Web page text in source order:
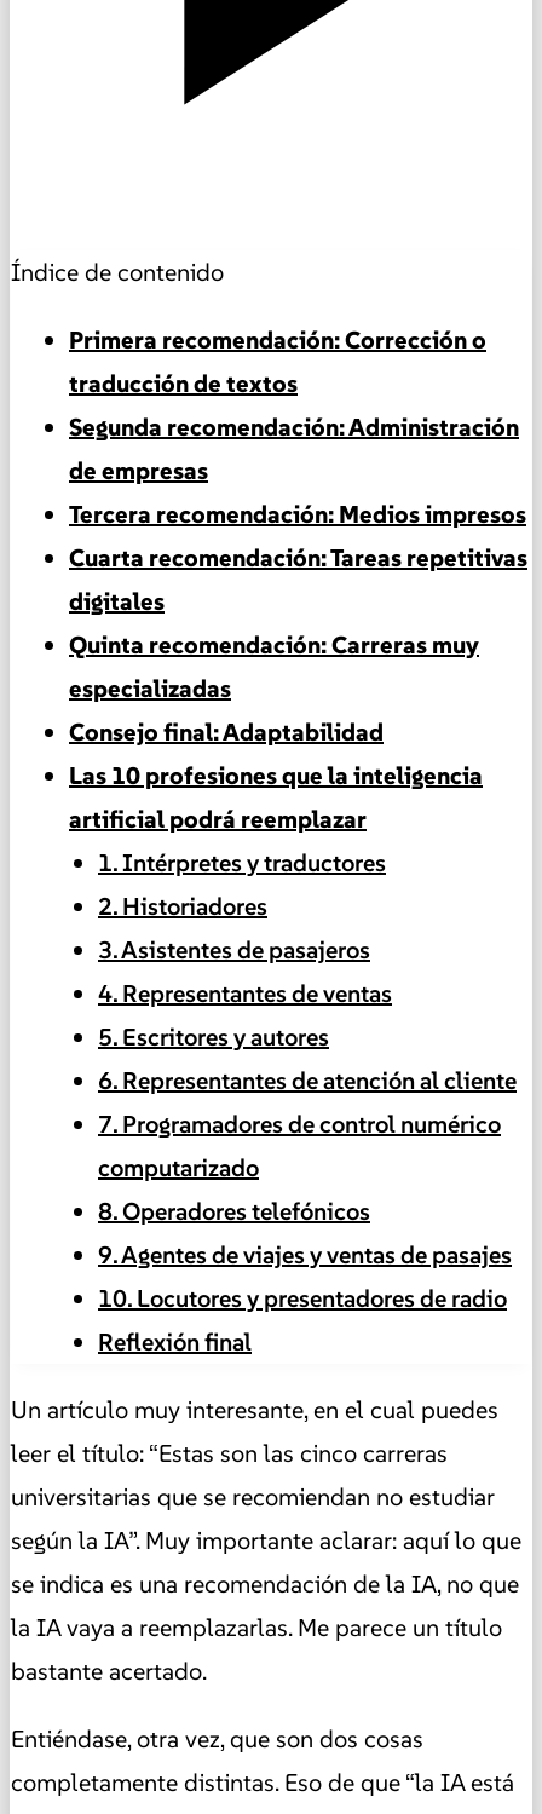
Índice de contenido
Primera recomendación: Corrección o
traducción de textos
Segunda recomendación: Administración
de empresas
Tercera recomendación: Medios impresos
Cuarta recomendación: Tareas repetitivas
digitales
Quinta recomendación: Carreras muy
especializadas
Consejo final: Adaptabilidad
Las 10 profesiones que la inteligencia
artificial podrá reemplazar
1. Intérpretes y traductores
2. Historiadores
3. Asistentes de pasajeros
4. Representantes de ventas
5. Escritores y autores
6. Representantes de atención al cliente
7. Programadores de control numérico
computarizado
8. Operadores telefónicos
9. Agentes de viajes y ventas de pasajes
10. Locutores y presentadores de radio
Reflexión final
Un artículo muy interesante, en el cual puedes
leer el título: “Estas son las cinco carreras
universitarias que se recomiendan no estudiar
según la IA”. Muy importante aclarar: aquí lo que
se indica es una recomendación de la IA, no que
la IA vaya a reemplazarlas. Me parece un título
bastante acertado.
Entiéndase, otra vez, que son dos cosas
completamente distintas. Eso de que “la IA está